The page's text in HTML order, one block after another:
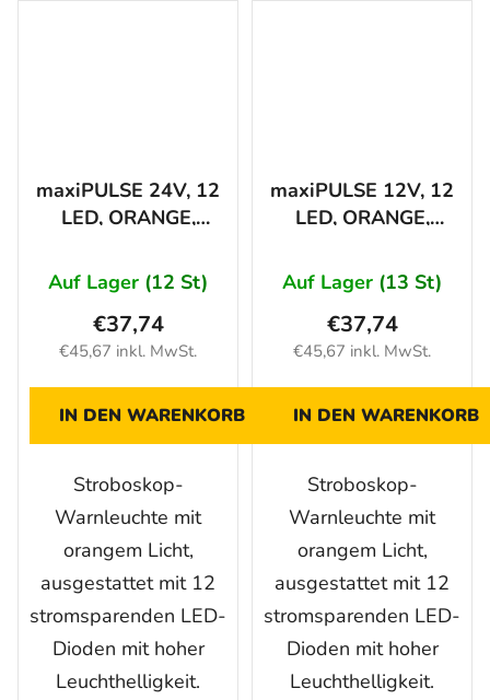
maxiPULSE 24V, 12
LED, ORANGE,
ABDECKUNG
Auf Lager (12 St)
€45,67 inkl. MwSt.
€37,74
IN DEN WARENKORB
Stroboskop-
Warnleuchte mit
orangem Licht,
ausgestattet mit 12
stromsparenden LED-
Dioden mit hoher
Leuchthelligkeit.
maxiPULSE 12V, 12
LED, ORANGE,
ABDECKUNG
Auf Lager (13 St)
€45,67 inkl. MwSt.
€37,74
IN DEN WARENKORB
Stroboskop-
Warnleuchte mit
orangem Licht,
ausgestattet mit 12
stromsparenden LED-
Dioden mit hoher
Leuchthelligkeit.